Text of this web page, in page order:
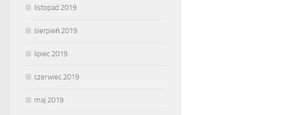
listopad 2019
sierpień 2019
lipiec 2019
czerwiec 2019
maj 2019